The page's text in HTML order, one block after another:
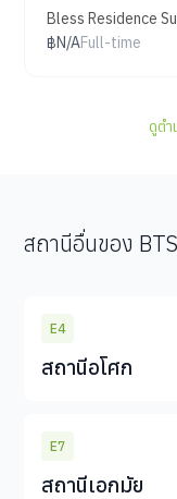
Bless Residence
฿N/AFull-time
ดูตำ
สถานีอื่นของ BTS
E4
สถานีอโศก
E7
สถานีเอกมัย